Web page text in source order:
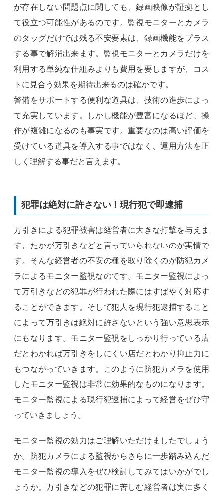
が存在しない問題点に関しても、録画映像が証拠とし
て役立つ可能性があるのです。監視モニターとカメラ
のタッグだけでは残る不安要素は、録画機能をプラス
する事で解消出来ます。監視モニターとカメラだけを
利用する単純な仕組みよりも費用を要しますが、コス
トに見合う効果を期待出来るのは確かです。
警備をサポートする便利な道具は、技術の進歩によっ
て充実しています。しかし機能が豊富になるほど、操
作が複雑になるのも事実です。重要なのは高い評価を
受けている道具を導入する事ではなく、運用方法を正
しく理解する事だと言えます。
犯罪は絶対に許さない！現行犯で即逮捕
万引きによる犯罪被害は経営者に大きな打撃を与えま
す。たかが万引きなどと言っていられないのが実情で
す。そんな経営者の不安の種を取り除くのが防犯カメ
ラによるモニター監視なのです。モニター監視によっ
て万引きなどの犯罪が行われた際にはすばやく対応す
ることができます。そして犯人を現行犯逮捕すること
によって万引きは絶対に許さないという強い意思表示
にもなります。モニター監視をしっかり行っている店
だとわかれば万引きをしにくい店だとわかり抑止力に
もつながっていきます。このように防犯カメラを使用
したモニター監視は非常に効果的なものになります。
モニター監視による現行犯逮捕によって経営をぜひ守
っていきましょう。
モニター監視の効力はご理解いただけましたでしょう
か。防犯カメラによる監視からさらに一歩踏み込んだ
モニター監視の導入をぜひ検討してみてはいかがでし
ょうか。万引きなどの犯罪に苦しむ経営者は実に多く